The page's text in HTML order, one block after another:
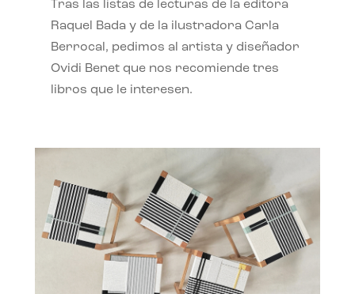
Tras las listas de lecturas de la editora
Raquel Bada y de la ilustradora Carla
Berrocal, pedimos al artista y diseñador
Ovidi Benet que nos recomiende tres
libros que le interesen.